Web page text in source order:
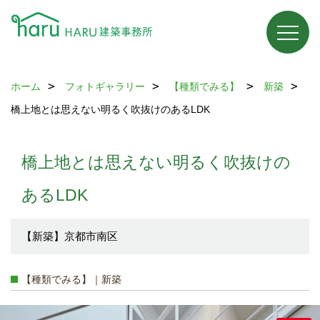
ホーム フォトギャラリー 【種類でみる】
新築
橋上地とは思えない明るく吹抜けのあるLDK
橋上地とは思えない明るく吹抜けの
あるLDK
【新築】京都市南区
【種類でみる】｜新築